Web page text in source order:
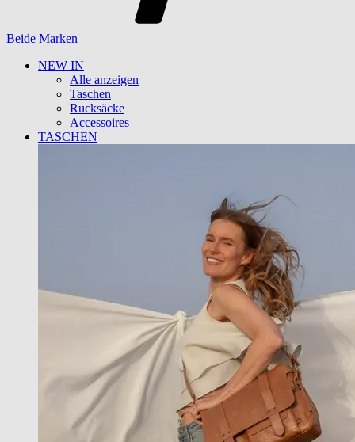
Beide Marken
NEW IN
Alle anzeigen
Taschen
Rucksäcke
Accessoires
TASCHEN